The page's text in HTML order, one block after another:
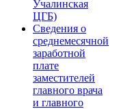
Учалинская
ЦГБ)
Сведения о
среднемесячной
заработной
плате
заместителей
главного врача
и главного